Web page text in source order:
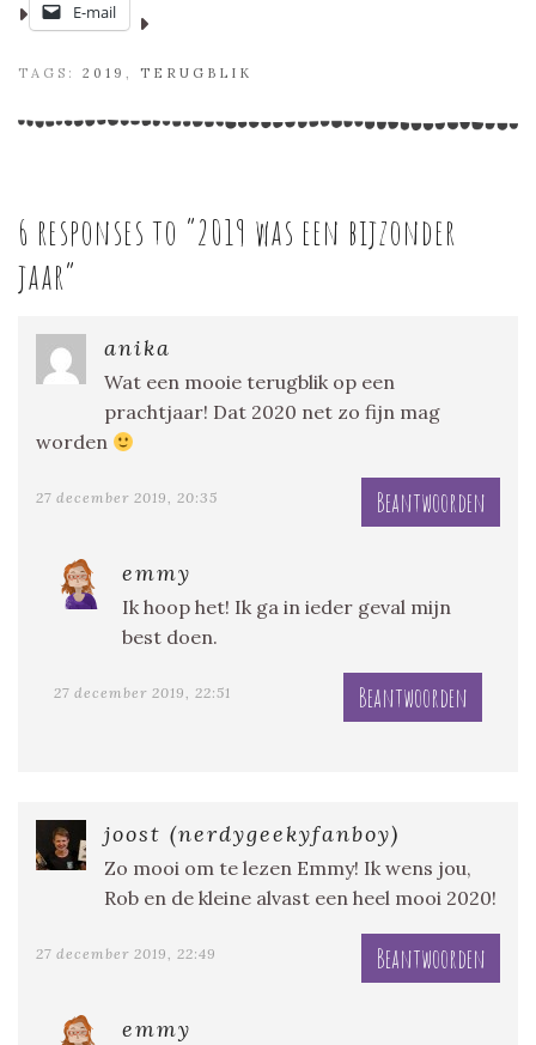
E-mail
TAGS: 2019 , TERUGBLIK
6 responses to “2019 was een bijzonder
jaar”
anika
Wat een mooie terugblik op een
prachtjaar! Dat 2020 net zo fijn mag
worden
27 december 2019, 20:35 Beantwoorden
emmy
Ik hoop het! Ik ga in ieder geval mijn
best doen.
27 december 2019, 22:51 Beantwoorden
joost (nerdygeekyfanboy)
Zo mooi om te lezen Emmy! Ik wens jou,
Rob en de kleine alvast een heel mooi 2020!
27 december 2019, 22:49 Beantwoorden
emmy